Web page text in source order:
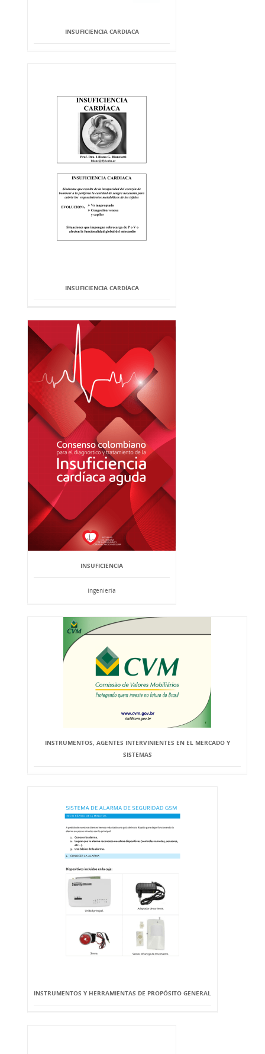
INSUFICIENCIA CARDIACA
INSUFICIENCIA CARDÍACA
INSUFICIENCIA
Ingeniería
INSTRUMENTOS, AGENTES INTERVINIENTES EN EL MERCADO Y
SISTEMAS
INSTRUMENTOS Y HERRAMIENTAS DE PROPÓSITO GENERAL